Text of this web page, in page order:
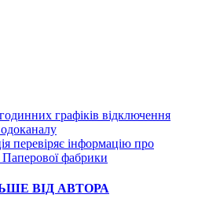
графіків відключення
перевіряє інформацію про
Паперової фабрики
ВІД АВТОРА